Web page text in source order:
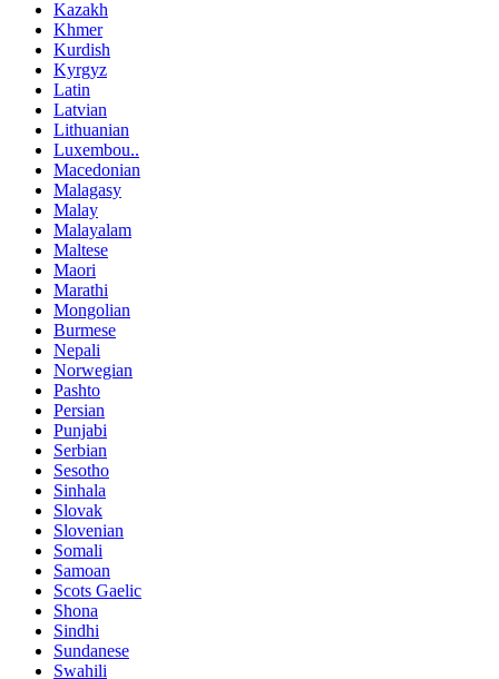
Kazakh
Khmer
Kurdish
Kyrgyz
Latin
Latvian
Lithuanian
Luxembou..
Macedonian
Malagasy
Malay
Malayalam
Maltese
Maori
Marathi
Mongolian
Burmese
Nepali
Norwegian
Pashto
Persian
Punjabi
Serbian
Sesotho
Sinhala
Slovak
Slovenian
Somali
Samoan
Scots Gaelic
Shona
Sindhi
Sundanese
Swahili